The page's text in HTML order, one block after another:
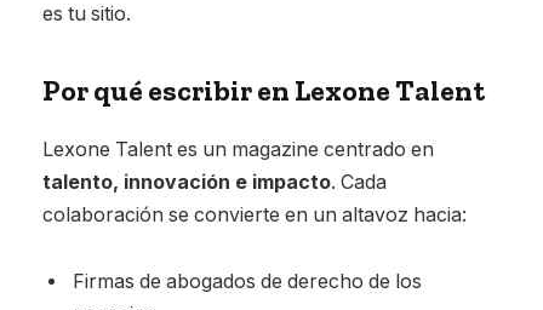
es tu sitio.
Por qué escribir en Lexone Talent
Lexone Talent es un magazine centrado en
talento, innovación e impacto. Cada
colaboración se convierte en un altavoz hacia:
Firmas de abogados de derecho de los